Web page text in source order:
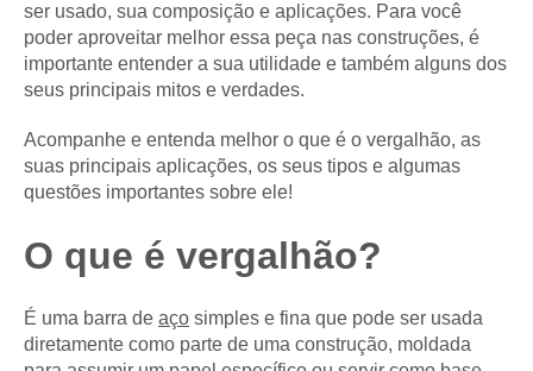
ser usado, sua composição e aplicações. Para você
poder aproveitar melhor essa peça nas construções, é
importante entender a sua utilidade e também alguns dos
seus principais mitos e verdades.
Acompanhe e entenda melhor o que é o vergalhão, as
suas principais aplicações, os seus tipos e algumas
questões importantes sobre ele!
O que é vergalhão?
É uma barra de aço simples e fina que pode ser usada
diretamente como parte de uma construção, moldada